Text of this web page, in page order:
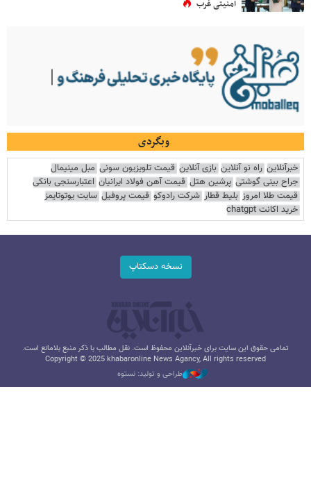
امنیتی غرب
وبگردی
خبرآنلاین راه نو آنلاین بازی آنلاین قیمت تلویزیون سونی مبل مینیمال
جراح بینی گوشتی پرشین هتل قیمت آهن فولاد ایرانیان اعتبارسنجی بانکی
قیمت طلا امروز بلیط قطار شرکت رادوکو قیمت پروفیل سایت یوتوتایمز
خرید اکانت chatgpt
نسخه دسکتاپ
تمامی حقوق این سایت برای خبرآنلاین محفوظ است. نقل مطالب با ذکر منبع بلامانع است.
Copyright © 2025 khabaronline News Agancy, All rights reserved
طراحی و تولید: نستوه